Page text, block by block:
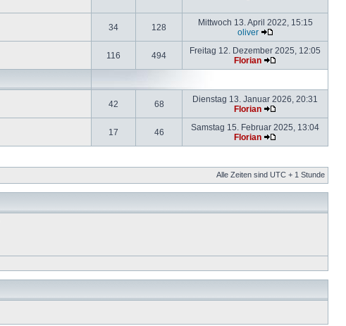
34 128
Mittwoch 13. April 2022, 15:15
oliver
116 494
Freitag 12. Dezember 2025, 12:05
Florian
42 68
Dienstag 13. Januar 2026, 20:31
Florian
17 46
Samstag 15. Februar 2025, 13:04
Florian
Alle Zeiten sind UTC + 1 Stunde